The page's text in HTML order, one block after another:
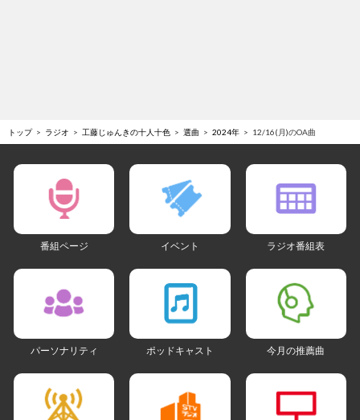
トップ ラジオ 工藤じゅんきの十人十色 選曲 2024年 12/16(月)のOA曲
番組ページ イベント ラジオ番組表
パーソナリティ ポッドキャスト 今月の推薦曲